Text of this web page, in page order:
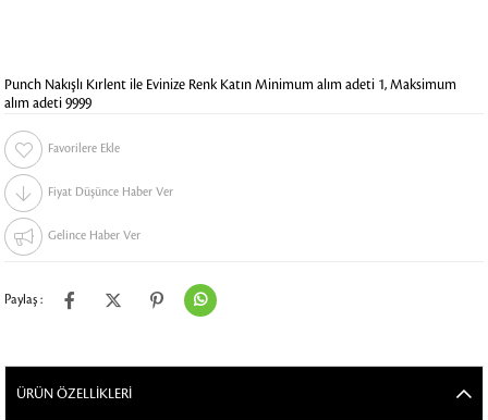
Punch Nakışlı Kırlent ile Evinize Renk KatınMinimum alım adeti 1, Maksimum
alım adeti 9999
Favorilere Ekle
Fiyat Düşünce Haber Ver
Gelince Haber Ver
Paylaş :
ÜRÜN ÖZELLIKLERI